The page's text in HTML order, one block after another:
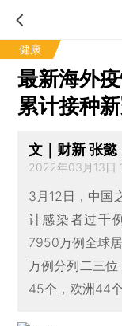
健康
最新海外
累计接种
文｜财新 张懿
2022年03月13日
3月12日，中国
计感染者过千
7950万例全球
万例分列二三
45个，欧洲44